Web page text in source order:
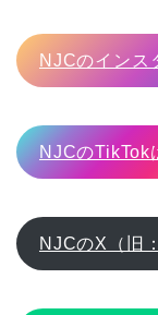
NJCのインス
NJCのTikTok
NJCのX（旧